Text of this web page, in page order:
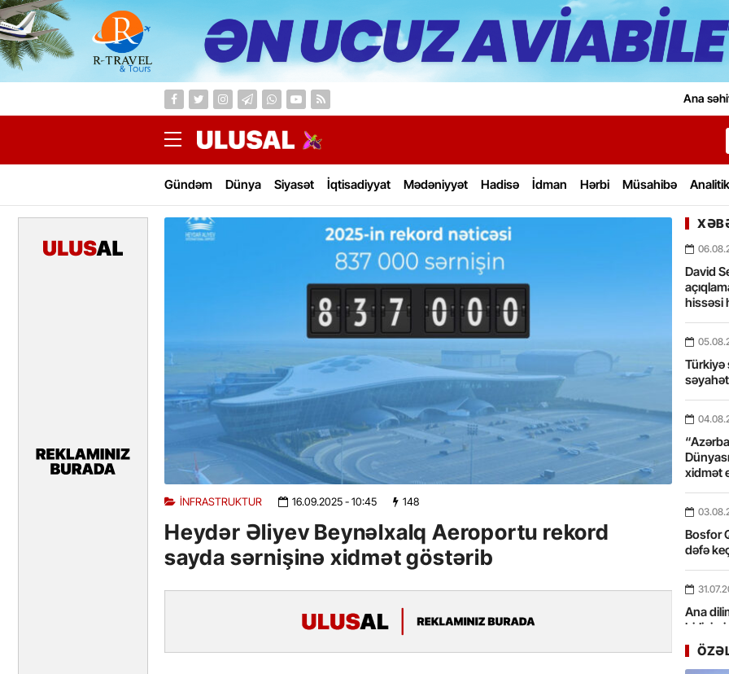
Ana
Gündəm Dünya Siyasət İqtisadiyyat Mədəniyyət Hadisə İdman Hərbi Müsahibə
İNFRASTRUKTUR 16.09.2025- 10:45 148
Heydər Əliyev Beynəlxalq Aeroportu rekord
sayda sərnişinə xidmət göstərib
David
hissəsi
Türkiyə
xidmət
Bosfor
dəfə
Ana